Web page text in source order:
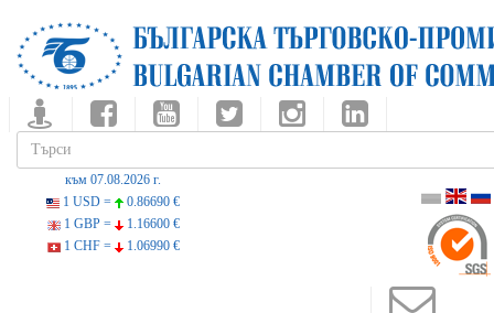
към 07.08.2026 г.
1 USD =
0.86690 €
1 GBP =
1.16600 €
1 CHF =
1.06990 €